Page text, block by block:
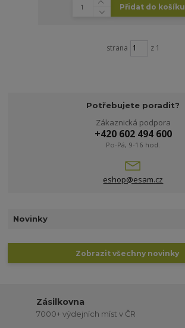
Přidat do košíku
strana z 1
Potřebujete poradit?
Zákaznická podpora
+420 602 494 600
Po-Pá, 9-16 hod.
eshop@esam.cz
Novinky
Zobrazit všechny novinky
Zásilkovna
7000+ výdejních míst v ČR